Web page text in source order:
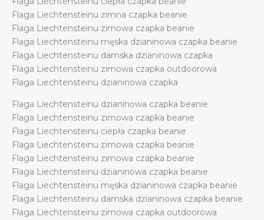
Flaga Liechtensteinu zimna czapka beanie
Flaga Liechtensteinu zimowa czapka beanie
Flaga Liechtensteinu męska dzianinowa czapka beanie
Flaga Liechtensteinu damska dzianinowa czapka
Flaga Liechtensteinu zimowa czapka outdoorowa
Flaga Liechtensteinu dzianinowa czapka
Flaga Liechtensteinu dzianinowa czapka beanie
Flaga Liechtensteinu zimowa czapka beanie
Flaga Liechtensteinu ciepła czapka beanie
Flaga Liechtensteinu zimowa czapka beanie
Flaga Liechtensteinu zimowa czapka beanie
Flaga Liechtensteinu dzianinowa czapka beanie
Flaga Liechtensteinu męska dzianinowa czapka beanie
Flaga Liechtensteinu damska dzianinowa czapka beanie
Flaga Liechtensteinu zimowa czapka outdoorowa